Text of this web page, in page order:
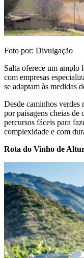
Foto por: Divulgação
Salta oferece um amplo
com empresas
se adaptam às medidas
Desde caminhos verdes
por paisagens cheias de
percursos fáceis para
complexidade e com
Rota do Vinho de